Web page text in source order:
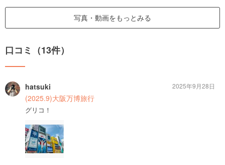
写真・動画をもっとみる
口コミ（13件）
hatsuki
(2025.9)大阪万博旅行
グリコ！
2025年9月28日